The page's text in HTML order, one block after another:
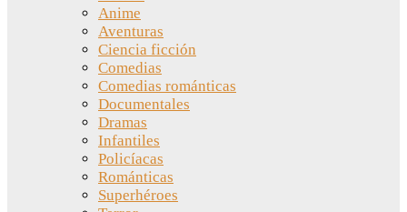
Anime
Aventuras
Ciencia ficción
Comedias
Comedias románticas
Documentales
Dramas
Infantiles
Policíacas
Románticas
Superhéroes